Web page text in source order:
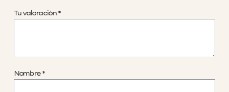
Tu valoración *
Nombre *